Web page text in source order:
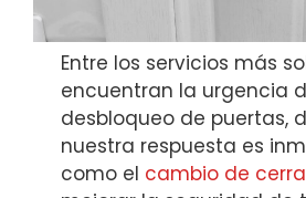
Entre los servicios más
encuentran la urgencia
desbloqueo de puertas,
nuestra respuesta es
como el cambio de